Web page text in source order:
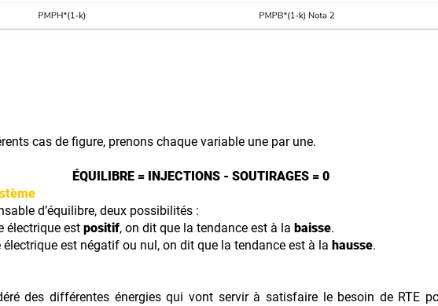
cas de figure, prenons chaque variable une par une.
ÉQUILIBRE = INJECTIONS - SOUTIRAGES = 0
d’équilibre, deux possibilités :
électrique est positif, on dit que la tendance est à la baisse.
est négatif ou nul, on dit que la tendance est à la hausse.
des différentes énergies qui vont servir à satisfaire le besoin de RTE